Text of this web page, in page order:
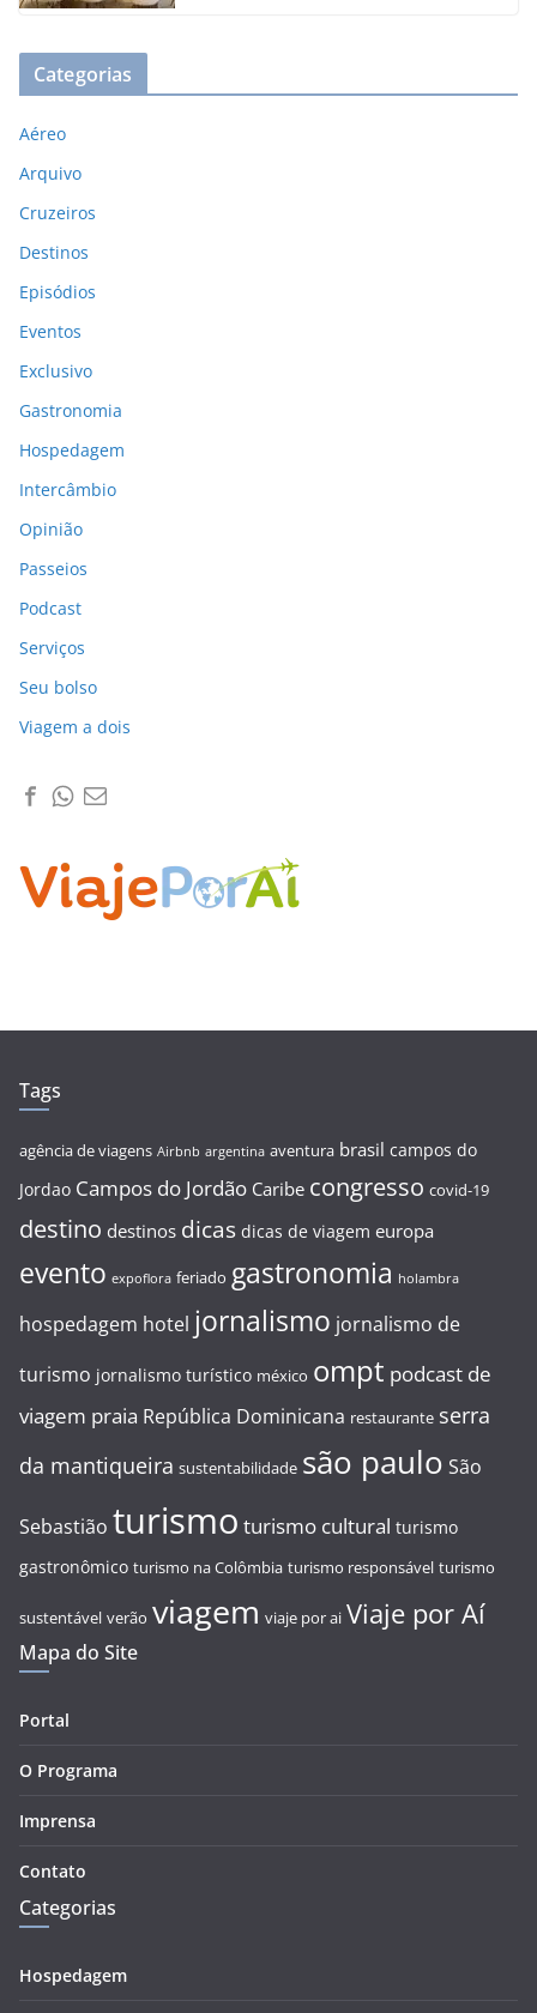
Categorias
Aéreo
Arquivo
Cruzeiros
Destinos
Episódios
Eventos
Exclusivo
Gastronomia
Hospedagem
Intercâmbio
Opinião
Passeios
Podcast
Serviços
Seu bolso
Viagem a dois
Tags
agência de viagens Airbnb argentina aventura brasil campos do
Jordao Campos do Jordão Caribe congresso covid-19
destino destinos dicas dicas de viagem europa
evento expoflora feriado gastronomia holambra
hospedagem hotel jornalismo jornalismo de
turismo jornalismo turístico méxico ompt podcast de
viagem praia República Dominicana restaurante serra
da mantiqueira sustentabilidade são paulo São
Sebastião turismo turismo cultural turismo
gastronômico turismo na Colômbia turismo responsável turismo
sustentável verão viagem viaje por ai Viaje por Aí
Mapa do Site
Portal
O Programa
Imprensa
Contato
Categorias
Hospedagem